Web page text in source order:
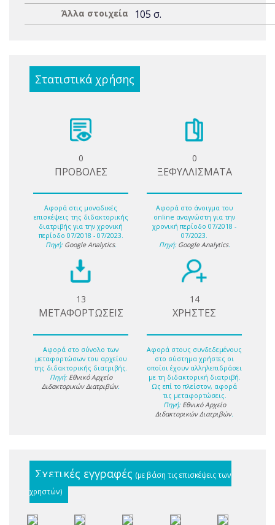
Άλλα στοιχεία 105 σ.
Στατιστικά χρήσης
0
ΠΡΟΒΟΛΕΣ
Αφορά στις μοναδικές
επισκέψεις της διδακτορικής
διατριβής για την χρονική
περίοδο 07/2018 - 07/2023.
Πηγή: Google Analytics.
0
ΞΕΦΥΛΛΙΣΜΑΤΑ
Αφορά στο άνοιγμα του
online αναγνώστη για την
χρονική περίοδο 07/2018 -
07/2023.
Πηγή: Google Analytics.
13
ΜΕΤΑΦΟΡΤΩΣΕΙΣ
Αφορά στο σύνολο των
μεταφορτώσων του αρχείου
της διδακτορικής διατριβής.
Πηγή: Εθνικό Αρχείο
Διδακτορικών Διατριβών.
14
ΧΡΗΣΤΕΣ
Αφορά στους συνδεδεμένους
στο σύστημα χρήστες οι
οποίοι έχουν αλληλεπιδράσει
με τη διδακτορική διατριβή.
Ως επί το πλείστον, αφορά
τις μεταφορτώσεις.
Πηγή: Εθνικό Αρχείο
Διδακτορικών Διατριβών.
Σχετικές εγγραφές (με βάση τις επισκέψεις των
χρηστών)